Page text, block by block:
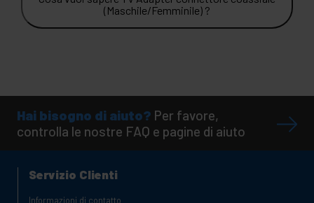
Cosa vuoi sapere TV Adapter connettore coassiale
(Maschile/Femminile) ?
Hai bisogno di aiuto? Per favore,
controlla le nostre FAQ e pagine di aiuto
Servizio Clienti